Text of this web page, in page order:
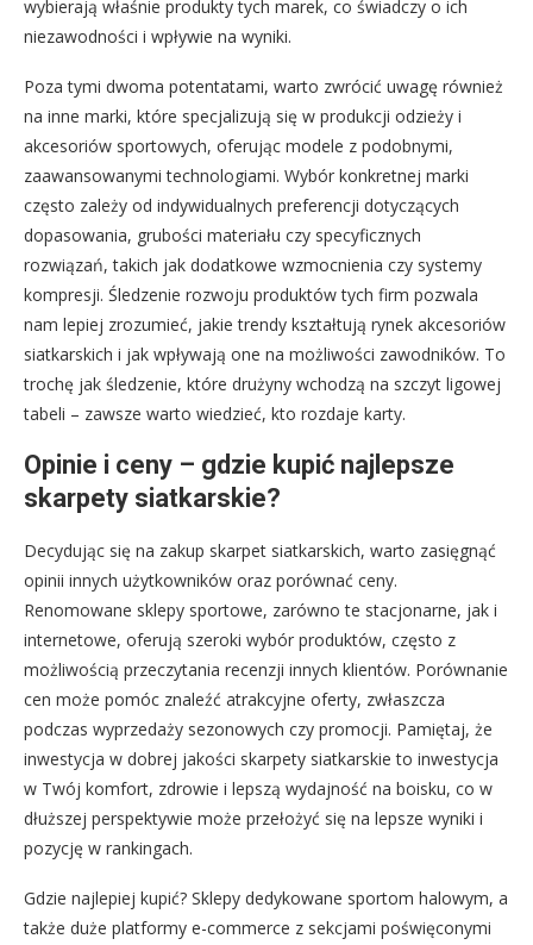
wybierają właśnie produkty tych marek, co świadczy o ich
niezawodności i wpływie na wyniki.
Poza tymi dwoma potentatami, warto zwrócić uwagę również
na inne marki, które specjalizują się w produkcji odzieży i
akcesoriów sportowych, oferując modele z podobnymi,
zaawansowanymi technologiami. Wybór konkretnej marki
często zależy od indywidualnych preferencji dotyczących
dopasowania, grubości materiału czy specyficznych
rozwiązań, takich jak dodatkowe wzmocnienia czy systemy
kompresji. Śledzenie rozwoju produktów tych firm pozwala
nam lepiej zrozumieć, jakie trendy kształtują rynek akcesoriów
siatkarskich i jak wpływają one na możliwości zawodników. To
trochę jak śledzenie, które drużyny wchodzą na szczyt ligowej
tabeli – zawsze warto wiedzieć, kto rozdaje karty.
Opinie i ceny – gdzie kupić najlepsze
skarpety siatkarskie?
Decydując się na zakup skarpet siatkarskich, warto zasięgnąć
opinii innych użytkowników oraz porównać ceny.
Renomowane sklepy sportowe, zarówno te stacjonarne, jak i
internetowe, oferują szeroki wybór produktów, często z
możliwością przeczytania recenzji innych klientów. Porównanie
cen może pomóc znaleźć atrakcyjne oferty, zwłaszcza
podczas wyprzedaży sezonowych czy promocji. Pamiętaj, że
inwestycja w dobrej jakości skarpety siatkarskie to inwestycja
w Twój komfort, zdrowie i lepszą wydajność na boisku, co w
dłuższej perspektywie może przełożyć się na lepsze wyniki i
pozycję w rankingach.
Gdzie najlepiej kupić? Sklepy dedykowane sportom halowym, a
także duże platformy e-commerce z sekcjami poświęconymi